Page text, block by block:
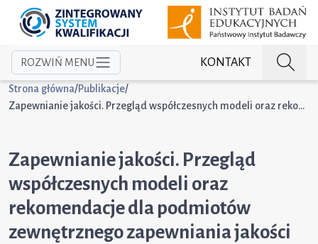
KONTAKT
ROZWIŃ MENU
Strona główna/Publikacje/
Zapewnianie jakości. Przegląd współczesnych modeli oraz rekomendacje dla podmiotów zewnętrznego zapewniania jakości (PZZJ)
Zapewnianie jakości. Przegląd
współczesnych modeli oraz
rekomendacje dla podmiotów
zewnętrznego zapewniania jakości